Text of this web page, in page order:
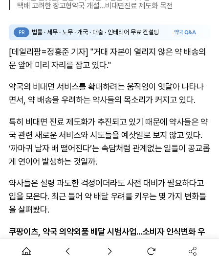
택배 고려한 창고형약국 개설...비대면진료 제도화 목전
PR 법률 · 세무 · 노무 · 개국 · 대출 · 인테리어 무료 컨설팅 약국 Q&A
[데일리팜=정흥준 기자] "거대 자본이 열리지 않은 약 배송의
문 앞에 미리 자리를 잡고 있다."
약국의 비대면 서비스를 확대하려는 움직임이 잇달아 나타나
면서, 약 배송을 우려하는 약사들의 목소리가 커지고 있다.
특히 비대면 진료 제도화가 추진되고 있기 때문에 약사들은 약
국 관련 새로운 서비스와 시도들을 예삿일로 보지 않고 있다.
‘까마귀 날자 배 떨어진다’는 속담처럼 관계없는 일들이 공교롭
게 연이어 발생하는 것일까.
약사들은 설령 과도한 걱정이더라도 사전 대비가 필요하다고
입을 모은다. 최근 들어 약 배달 우려를 키우는 몇 가지 변화들
을 살펴봤다.
쿠팡이츠, 약국 의약외품 배달 시범사업...소비자 인식변화 우